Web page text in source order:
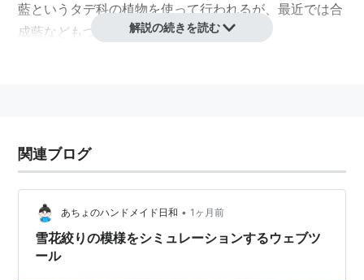
藍というタデ科の植物を使って行われるが、最近では合
成藍などもつかわれる。
週刊少年ジャンプ連載作品「BLEACH」の登場人物。
護廷十三隊五番隊隊長・藍染惣右介。
解説の続きを読む
関連ブログ
あちょのハンドメイド日和 • 1ヶ月前
雪花絞りの模様をシミュレーションするウェブツ
ール